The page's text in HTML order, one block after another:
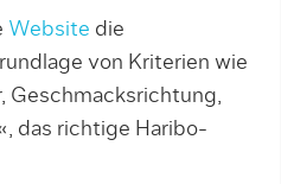
Website die
von Kriterien wie
Geschmacksrichtung,
das richtige Haribo-